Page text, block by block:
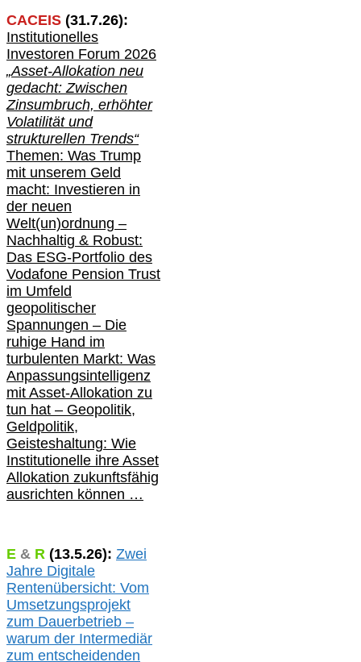
CACEIS (31.7.26):
Institutionelles
Investoren Forum 2026
„Asset-Allokation neu
gedacht: Zwischen
Zinsumbruch, erhöhter
Volatilität und
strukturellen Trends“
Themen: Was Trump
mit unserem Geld
macht: Investieren in
der neuen
Welt(un)ordnung –
Nachhaltig & Robust:
Das ESG-Portfolio des
Vodafone Pension Trust
im Umfeld
geopolitischer
Spannungen – Die
ruhige Hand im
turbulenten Markt: Was
Anpassungsintelligenz
mit Asset-Allokation zu
tun hat – Geopolitik,
Geldpolitik,
Geisteshaltung: Wie
Institutionelle ihre Asset
Allokation zukunftsfähig
ausrichten können …
E & R (13.5.26): Zwei
Jahre Digitale
Rentenübersicht: Vom
Umsetzungsprojekt
zum Dauerbetrieb –
warum der Intermediär
zum entscheidenden